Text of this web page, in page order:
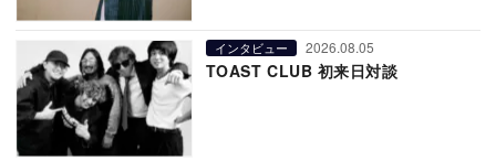
インタビュー 2026.08.05
TOAST CLUB 初来日対談